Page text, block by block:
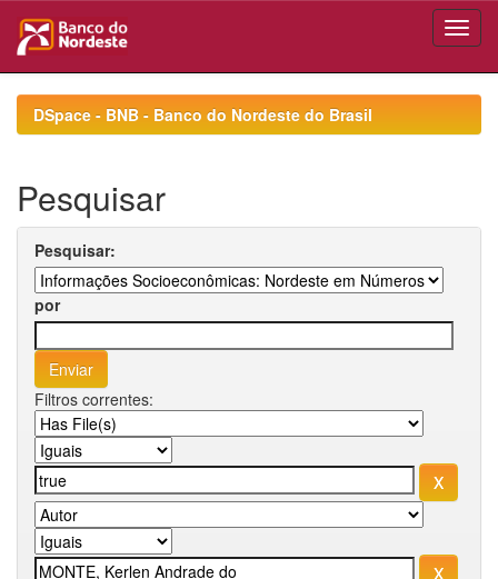
navigationDSpace - BNB - Banco do Nordeste do Brasil
Pesquisar
Pesquisar:
por
Filtros correntes: